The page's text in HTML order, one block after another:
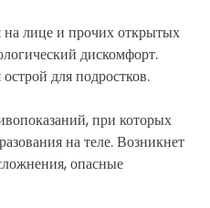
на лице и прочих открытых
дискомфорт.
для подростков.
при которых
на теле. Возникнет
опасные